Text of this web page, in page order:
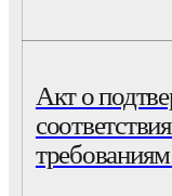
Акт о